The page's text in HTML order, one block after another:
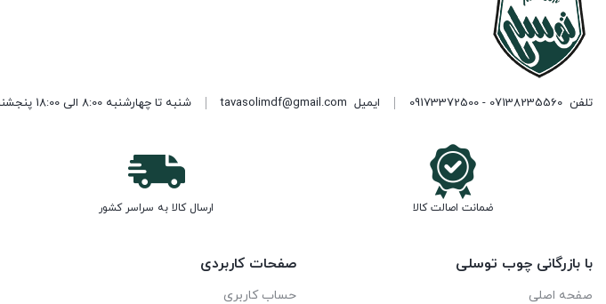
تلفن 07138235560 - 09173372500 ایمیل tavasolimdf@gmail.com شنبه تا چهارشنبه 8:00 الی 18:00 پنجشنبه 8:00 الی 13:00
ضمانت اصالت کالا ارسال کالا به سراسر کشور
با بازرگانی چوب توسلی
صفحه اصلی
صفحات کاربردی
حساب کاربری